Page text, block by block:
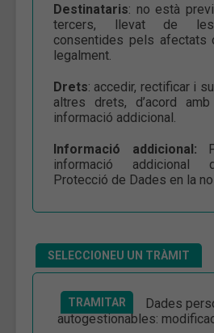
Destinataris: no està
tercers, llevat de les
consentides pels afectats
legalment.
Drets: accedir, rectificar i
altres drets, d’acord
informació addicional.
Informació addicional:
informació addicional
Protecció de Dades en la
SELECCIONEU UN TRÀMIT
TRAMITAR
Dades
autogestionables: